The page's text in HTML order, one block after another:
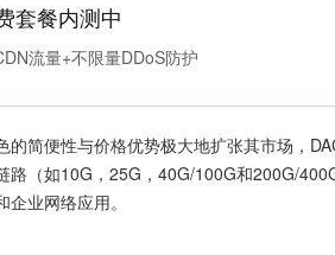
套餐内测中
流量+不限量DDoS防护
简便性与价格优势极大地扩张其市场，
（如10G，25G，40G/100G和200G/
业网络应用。